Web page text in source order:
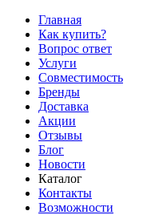
Главная
Как купить?
Вопрос ответ
Услуги
Совместимость
Бренды
Доставка
Акции
Отзывы
Блог
Новости
Каталог
Контакты
Возможности